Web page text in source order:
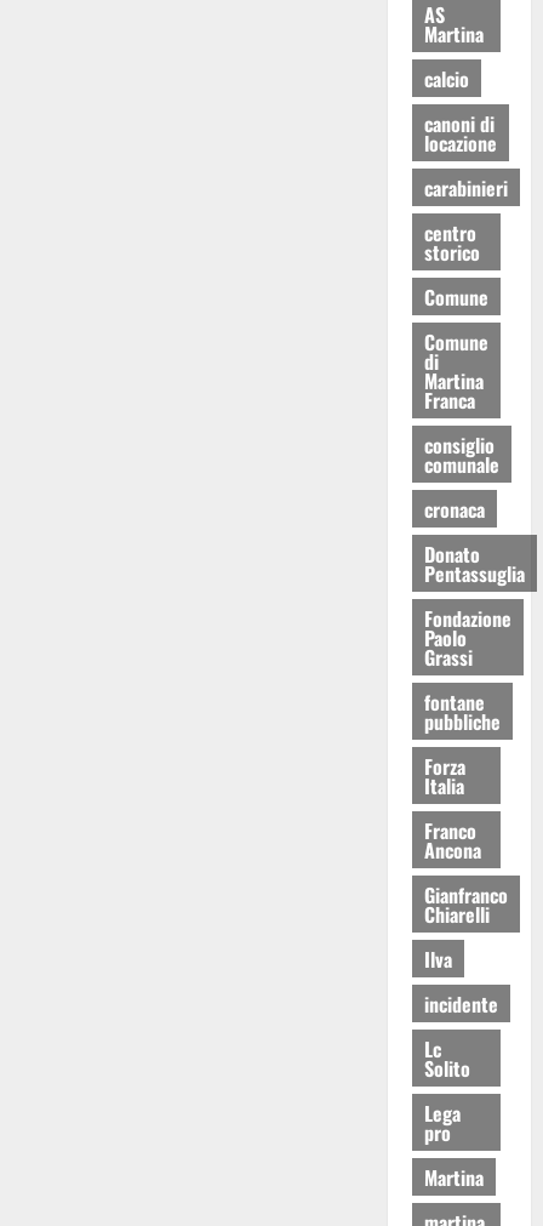
AS
Martina
calcio
canoni di
locazione
carabinieri
centro
storico
Comune
Comune
di
Martina
Franca
consiglio
comunale
cronaca
Donato
Pentassuglia
Fondazione
Paolo
Grassi
fontane
pubbliche
Forza
Italia
Franco
Ancona
Gianfranco
Chiarelli
Ilva
incidente
Lc
Solito
Lega
pro
Martina